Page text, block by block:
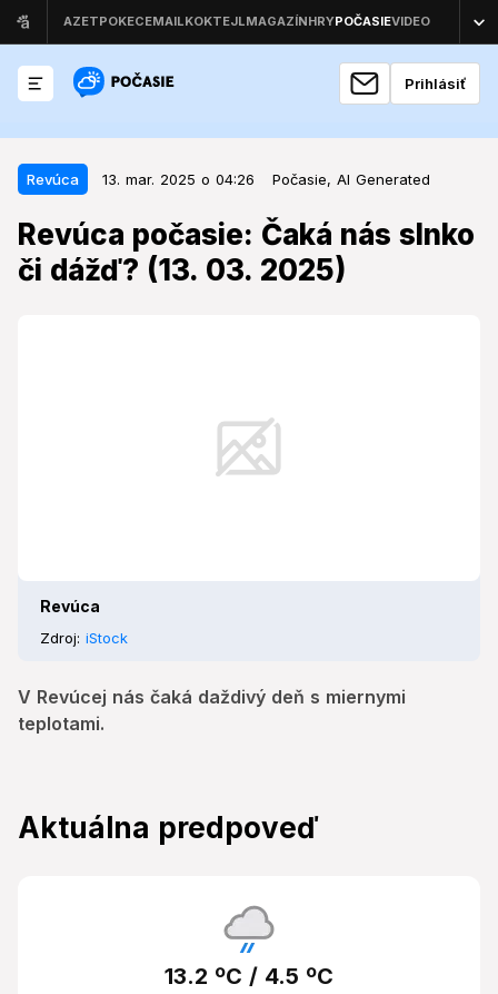
Prihlásiť
Revúca 13. mar. 2025 o 04:26 Počasie, AI Generated
Revúca počasie: Čaká nás slnko
či dážď? (13. 03. 2025)
Revúca
Zdroj: iStock
V Revúcej nás čaká daždivý deň s miernymi
teplotami.
Revúca 13. mar. 2025 o 04:26
Revúca počasie: Čaká nás slnko či
dážď? (13. 03. 2025)
Aktuálna predpoveď
13.2 ºC / 4.5 ºC